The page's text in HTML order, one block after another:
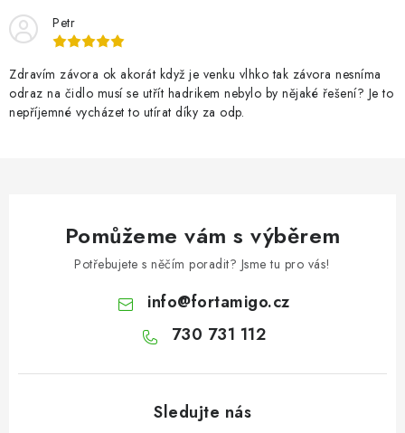
p
v
k
y
Petr
Zdravím závora ok akorát když je venku vlhko tak závora nesníma
odraz na čidlo musí se utřít hadrikem nebylo by nějaké řešení? Je to
nepříjemné vycházet to utírat díky za odp.
Pomůžeme vám s výběrem
Potřebujete s něčím poradit? Jsme tu pro vás!
info@fortamigo.cz
730 731 112